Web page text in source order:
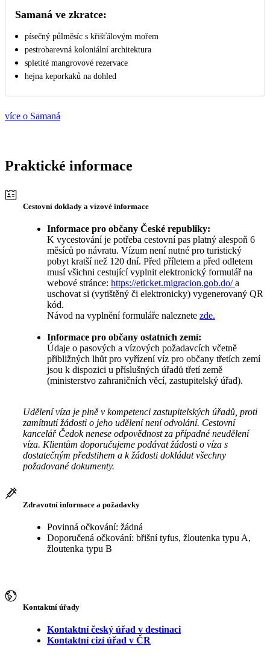
Samaná ve zkratce:
písečný půlměsíc s křišťálovým mořem
pestrobarevná koloniální architektura
spletité mangrovové rezervace
hejna keporkaků na dohled
více o Samaná
Praktické informace
Cestovní doklady a vízové informace
Informace pro občany České republiky:
K vycestování je potřeba cestovní pas platný alespoň 6
měsíců po návratu. Vízum není nutné pro turistický
pobyt kratší než 120 dní. Před příletem a před odletem
musí všichni cestující vyplnit elektronický formulář na
webové stránce: https://eticket.migracion.gob.do/a
uschovat si (vytištěný či elektronicky) vygenerovaný QR
kód.
Návod na vyplnění formuláře naleznete zde.
Informace pro občany ostatních zemí:
Údaje o pasových a vízových požadavcích včetně
přibližných lhůt pro vyřízení víz pro občany třetích zemí
jsou k dispozici u příslušných úřadů třetí země
(ministerstvo zahraničních věcí, zastupitelský úřad).
Udělení víza je plně v kompetenci zastupitelských úřadů, proti
zamítnutí žádosti o jeho udělení není odvolání. Cestovní
kancelář Čedok nenese odpovědnost za případné neudělení
víza. Klientům doporučujeme podávat žádosti o víza s
dostatečným předstihem a k žádosti dokládat všechny
požadované dokumenty.
Zdravotní informace a požadavky
Povinná očkování: žádná
Doporučená očkování: břišní tyfus, žloutenka typu A,
žloutenka typu B
Kontaktní úřady
Kontaktní český úřad v destinaci
Kontaktní cizí úřad v ČR